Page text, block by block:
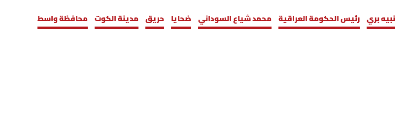
نبيه بري رئيس الحكومة العراقية محمد شياع السوداني ضحايا حريق مدينة الكوت محافظة واسط